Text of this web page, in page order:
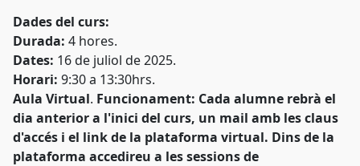
Dades del curs:
Durada: 4 hores.
Dates: 16 de juliol de 2025.
Horari: 9:30 a 13:30hrs.
Aula Virtual. Funcionament: Cada alumne rebrà el
dia anterior a l'inici del curs, un mail amb les claus
d'accés i el link de la plataforma virtual. Dins de la
plataforma accedireu a les sessions de